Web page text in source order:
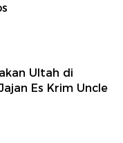
Ultah di
Es Krim Uncle